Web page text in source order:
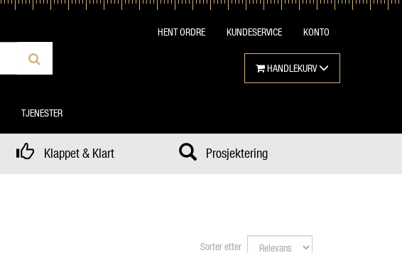
HENT ORDRE KUNDESERVICE KONTO
HANDLEKURV
TJENESTER
Klappet & Klart Prosjektering
Sorter etter